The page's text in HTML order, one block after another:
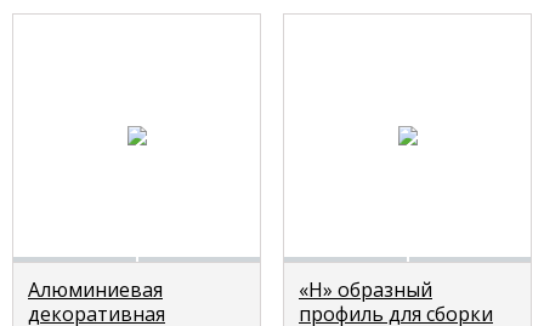
Алюминиевая
декоративная
«Н» образный
профиль для сборки